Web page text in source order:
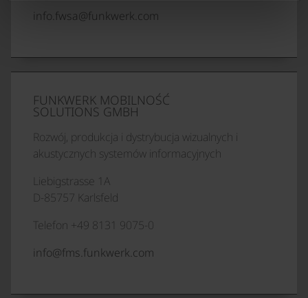
info.fwsa@funkwerk.com
FUNKWERK MOBILNOŚĆ
SOLUTIONS GMBH
Rozwój, produkcja i dystrybucja wizualnych i
akustycznych systemów informacyjnych
Liebigstrasse 1A
D-85757 Karlsfeld
Telefon +49 8131 9075-0
info@fms.funkwerk.com